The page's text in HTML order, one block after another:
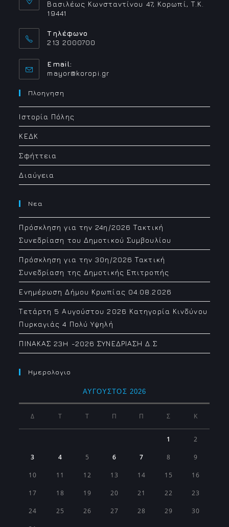
Βασιλέως Κωνσταντίνου 47, Κορωπί, Τ.Κ.
19441
Τηλέφωνο
213 2000700
Email:
mayor@koropi.grOpens
Πλοηγηση
Ιστορία Πόλης
ΚΕΔΚ
Σφήττεια
Διαύγεια
Νεα
Πρόσκληση για την 24η/2026 Τακτική
Συνεδρίαση του Δημοτικού Συμβουλίου
Πρόσκληση για την 30η/2026 Τακτική
Συνεδρίαση της Δημοτικής Επιτροπής
Ενημέρωση Δήμου Κρωπίας 04.08.2026
Τετάρτη 5 Αυγούστου 2026 Κατηγορία Κινδύνου
Πυρκαγιάς 4 Πολύ Υψηλή
ΠΙΝΑΚΑΣ 23H -2026 ΣΥΝΕΔΡΙΑΣΗ Δ.Σ
Ημερολογιο
ΑΎΓΟΥΣΤΟΣ 2026
Δ Τ Τ Π Π Σ Κ
1 2
3 4 5 6 7 8 9
10 11 12 13 14 15 16
17 18 19 20 21 22 23
24 25 26 27 28 29 30